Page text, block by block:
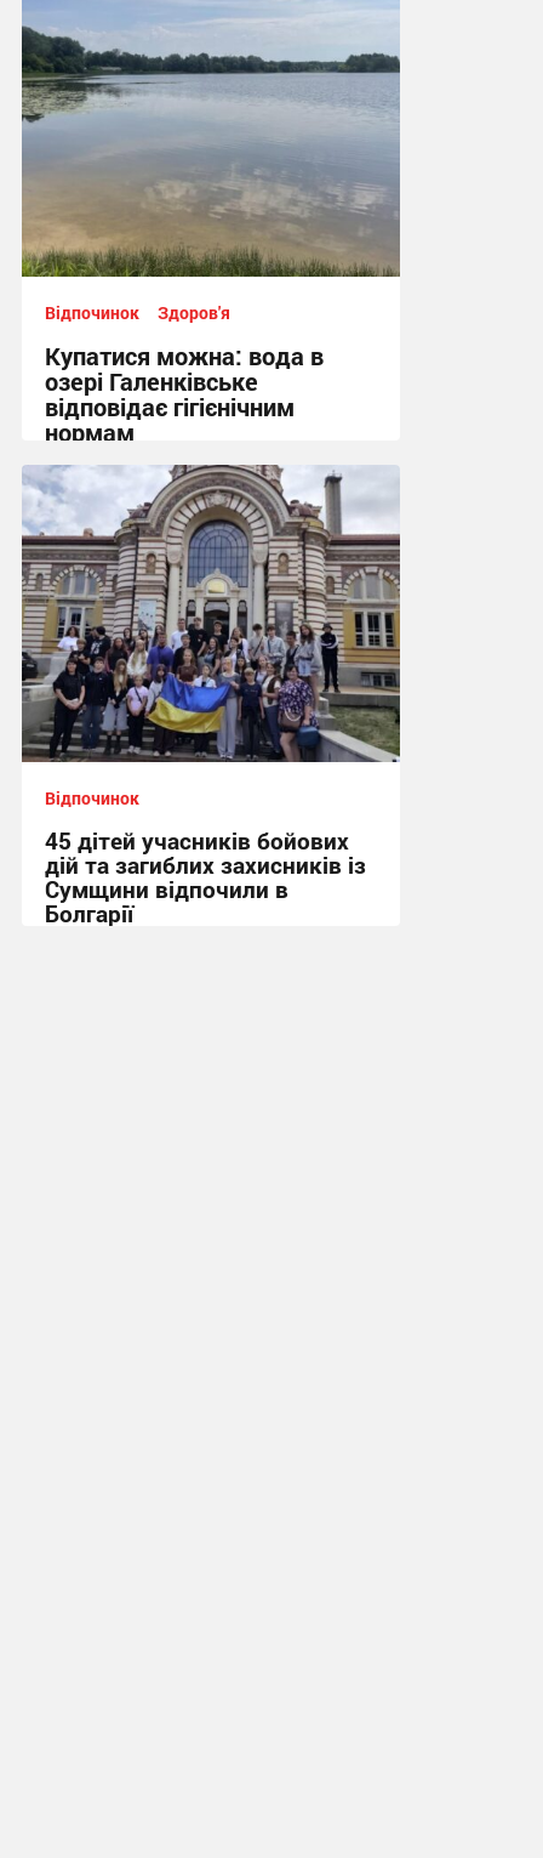
Відпочинок Здоров'я
Купатися можна: вода в
озері Галенківське
відповідає гігієнічним
нормам
10:26 сьогодні
Відпочинок
45 дітей учасників бойових
дій та загиблих захисників із
Сумщини відпочили в
Болгарії